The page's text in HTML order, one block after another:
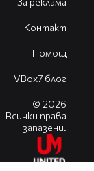
Контакт
Помощ
VBox7 блог
© 2026
Всички права
запазени.